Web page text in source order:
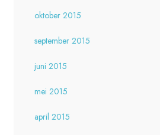
oktober 2015
september 2015
juni 2015
mei 2015
april 2015